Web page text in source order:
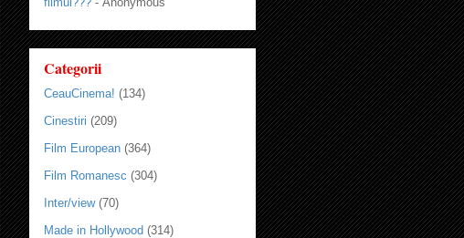
Categorii
CeauCinema! (134)
Cinestiri (209)
Film European (364)
Film Romanesc (304)
Inter/view (70)
Made in Hollywood (314)